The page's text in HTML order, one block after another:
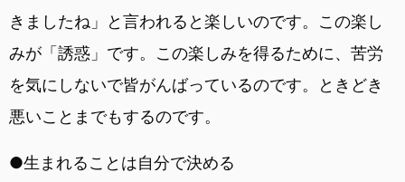
きましたね」と言われると楽しいのです。この楽し
みが「誘惑」です。この楽しみを得るために、苦労
を気にしないで皆がんばっているのです。ときどき
悪いことまでもするのです。
●生まれることは自分で決める